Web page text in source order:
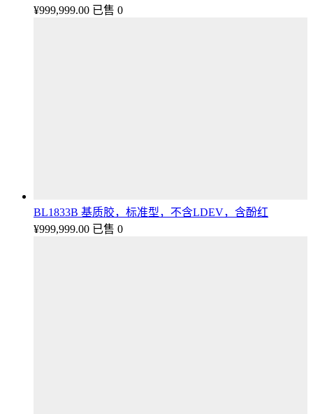
¥999,999.00 已售 0
BL1833B 基质胶，标准型，不含LDEV，含酚红
¥999,999.00 已售 0